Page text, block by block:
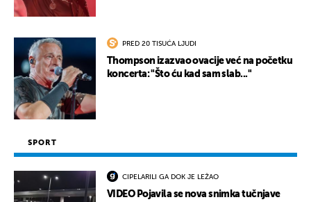
PRED 20 TISUĆA LJUDI
Thompson izazvao ovacije već na početku
koncerta: "Što ću kad sam slab..."
SPORT
CIPELARILI GA DOK JE LEŽAO
VIDEO Pojavila se nova snimka tučnjave